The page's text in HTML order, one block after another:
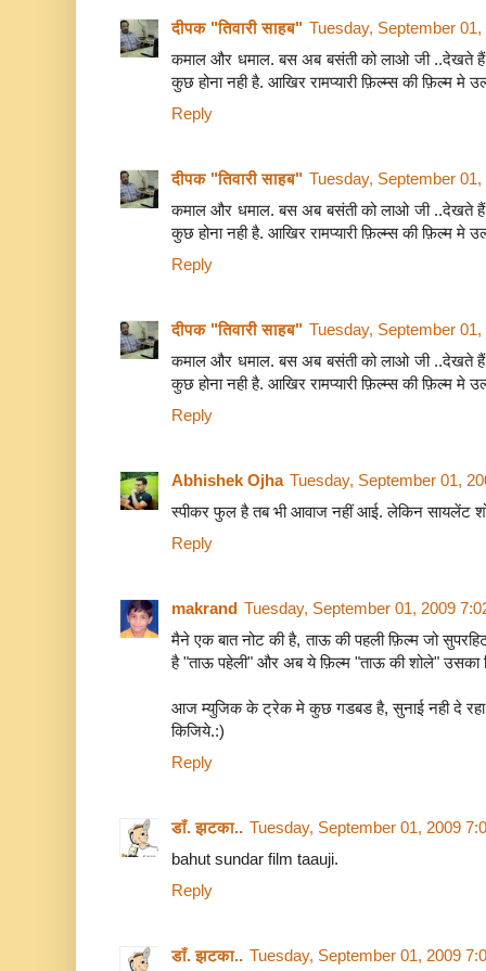
दीपक "तिवारी साहब" Tuesday, September
कमाल और धमाल. बस अब बसंती को लाओ जी ..देखते हैं वो
कुछ होना नही है. आखिर रामप्यारी फ़िल्म्स की फ़िल्म मे
Reply
दीपक "तिवारी साहब" Tuesday, September
कमाल और धमाल. बस अब बसंती को लाओ जी ..देखते हैं वो
कुछ होना नही है. आखिर रामप्यारी फ़िल्म्स की फ़िल्म मे
Reply
दीपक "तिवारी साहब" Tuesday, September
कमाल और धमाल. बस अब बसंती को लाओ जी ..देखते हैं वो
कुछ होना नही है. आखिर रामप्यारी फ़िल्म्स की फ़िल्म मे
Reply
Abhishek Ojha Tuesday, September 01,
स्पीकर फुल है तब भी आवाज नहीं आई. लेकिन सायलेंट
Reply
makrand Tuesday, September 01, 2009
मैने एक बात नोट की है, ताऊ की पहली फ़िल्म जो
है "ताऊ पहेली" और अब ये फ़िल्म "ताऊ की शोले" उसका
आज म्युजिक के ट्रेक मे कुछ गडबड है, सुनाई नही दे
किजिये.:)
Reply
डाँ. झटका.. Tuesday, September 01, 2009
bahut sundar film taauji.
Reply
डाँ. झटका.. Tuesday, September 01, 2009